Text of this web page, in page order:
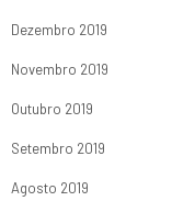
Dezembro 2019
Novembro 2019
Outubro 2019
Setembro 2019
Agosto 2019